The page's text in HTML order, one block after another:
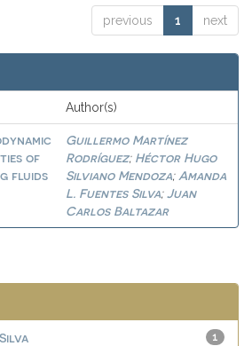
previous 1 next
Author(s)
of
fluids
Guillermo Martínez
Rodríguez; Héctor Hugo
Silviano Mendoza; Amanda
L. Fuentes Silva;Juan
Carlos Baltazar
1